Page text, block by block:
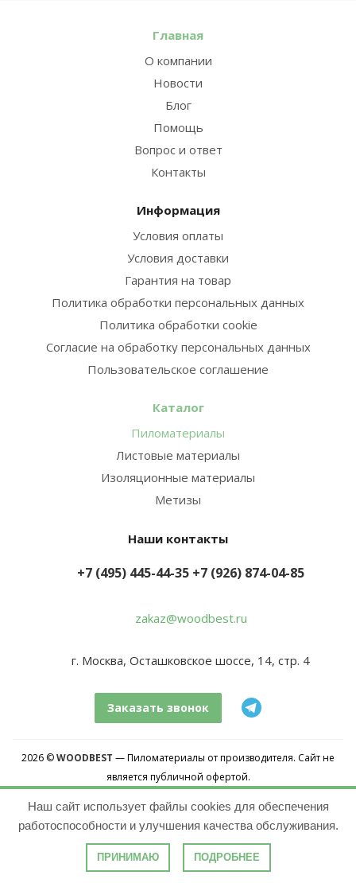
Наш сайт использует файлы cookies для обеспечения
работоспособности и улучшения качества обслуживания.
ПРИНИМАЮ ПОДРОБНЕЕ
Главная
О компании
Новости
Блог
Помощь
Вопрос и ответ
Контакты
Информация
Условия оплаты
Условия доставки
Гарантия на товар
Политика обработки персональных данных
Политика обработки cookie
Согласие на обработку персональных данных
Пользовательское соглашение
Каталог
Пиломатериалы
Листовые материалы
Изоляционные материалы
Метизы
Наши контакты
+7 (495) 445-44-35 +7 (926) 874-04-85
zakaz@woodbest.ru
г. Москва, Осташковское шоссе, 14, стр. 4
Заказать звонок
2026 ©WOODBEST — Пиломатериалы от производителя. Сайт не
является публичной офертой.
запрещено.
Карта сайта